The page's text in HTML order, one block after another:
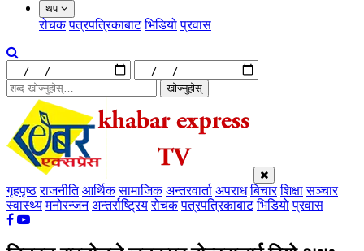
थप
रोचक पत्रपत्रिकाबाट भिडियो प्रवास
खोज्नुहोस्
गृहपृष्ठ राजनीति आर्थिक सामाजिक अन्तरवार्ता अपराध बिचार शिक्षा सञ्चार
स्वास्थ्य मनोरन्जन अन्तर्राष्ट्रिय रोचक पत्रपत्रिकाबाट भिडियो प्रवास